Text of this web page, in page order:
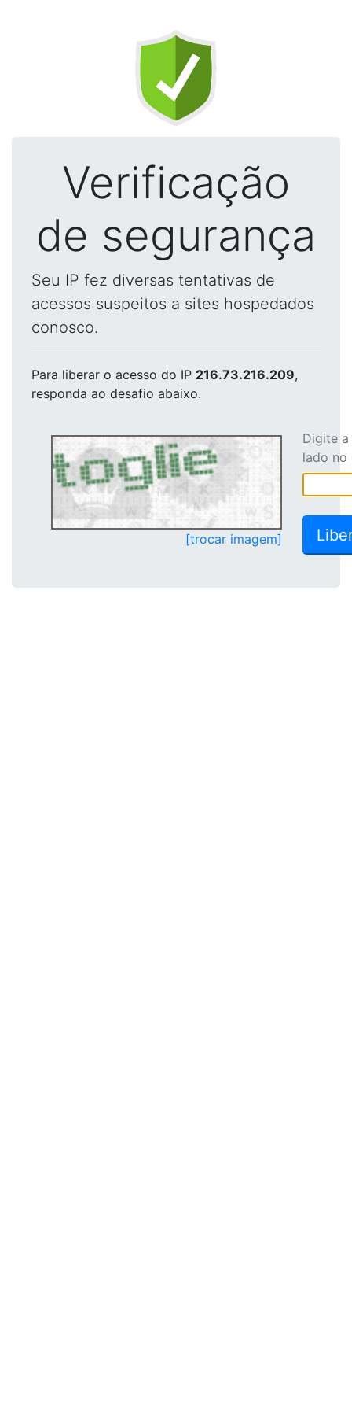
Verificação
de segurança
Seu IP fez diversas tentativas de
acessos suspeitos a sites hospedados
conosco.
Para liberar o acesso do IP 216.73.216.209,
responda ao desafio abaixo.
[trocar imagem]
Digite
lado no